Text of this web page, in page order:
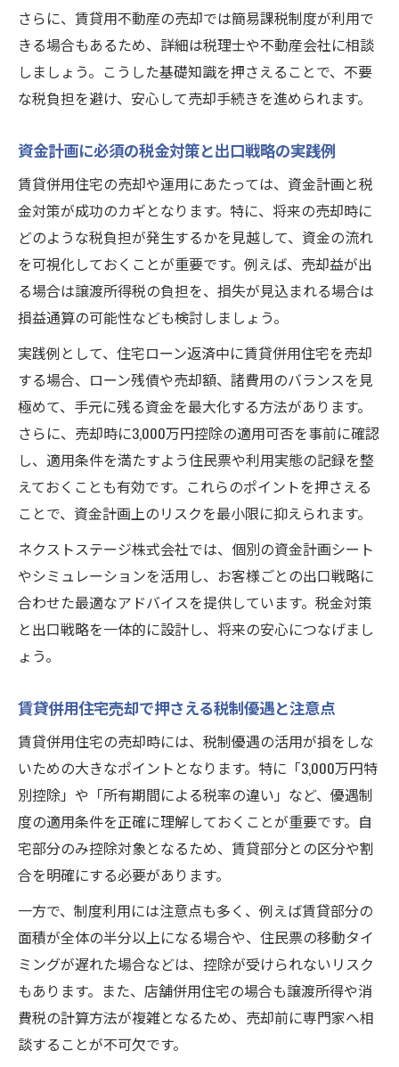
引を実現
税金対策や制度活用に詳しいスタッフが徹
底支援
賃貸・自宅併用住宅の売却相談に強い理由
さらに、賃貸用不動産の売却では簡易課税制度が利用で
きる場合もあるため、詳細は税理士や不動産会社に相談
しましょう。こうした基礎知識を押さえることで、不要
な税負担を避け、安心して売却手続きを進められます。
資金計画に必須の税金対策と出口戦略の実践例
賃貸併用住宅の売却や運用にあたっては、資金計画と税
金対策が成功のカギとなります。特に、将来の売却時に
どのような税負担が発生するかを見越して、資金の流れ
を可視化しておくことが重要です。例えば、売却益が出
る場合は譲渡所得税の負担を、損失が見込まれる場合は
損益通算の可能性なども検討しましょう。
実践例として、住宅ローン返済中に賃貸併用住宅を売却
する場合、ローン残債や売却額、諸費用のバランスを見
極めて、手元に残る資金を最大化する方法があります。
さらに、売却時に3,000万円控除の適用可否を事前に確認
し、適用条件を満たすよう住民票や利用実態の記録を整
えておくことも有効です。これらのポイントを押さえる
ことで、資金計画上のリスクを最小限に抑えられます。
ネクストステージ株式会社では、個別の資金計画シート
やシミュレーションを活用し、お客様ごとの出口戦略に
合わせた最適なアドバイスを提供しています。税金対策
と出口戦略を一体的に設計し、将来の安心につなげまし
ょう。
賃貸併用住宅売却で押さえる税制優遇と注意点
賃貸併用住宅の売却時には、税制優遇の活用が損をしな
いための大きなポイントとなります。特に「3,000万円特
別控除」や「所有期間による税率の違い」など、優遇制
度の適用条件を正確に理解しておくことが重要です。自
宅部分のみ控除対象となるため、賃貸部分との区分や割
合を明確にする必要があります。
一方で、制度利用には注意点も多く、例えば賃貸部分の
面積が全体の半分以上になる場合や、住民票の移動タイ
ミングが遅れた場合などは、控除が受けられないリスク
もあります。また、店舗併用住宅の場合も譲渡所得や消
費税の計算方法が複雑となるため、売却前に専門家へ相
談することが不可欠です。